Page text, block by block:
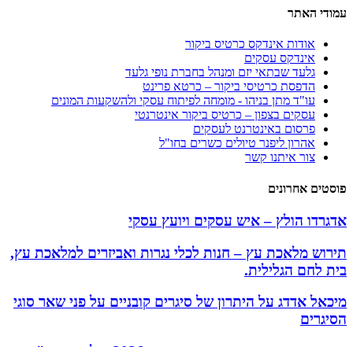
עמודי האתר
אודות אינדקס כרטיס ביקור
אינדקס עסקים
גלעד שבתאי יזם ומנהל בחברת נופי גלעד
הדפסת כרטיסי ביקור – כרטא פרינט
עו"ד מתן בניהו - מומחה לפיתוח עסקי ולהשקעות המונים
עסקים בצפון – כרטיס ביקור אינטרנטי
פרסום באינטרנט לעסקים
אהרון ליפנר טיולים כשרים בחו"ל
צור איתנו קשר
פוסטים אחרונים
אדגרדו הולץ – איש עסקים ויועץ עסקי
תירוש מלאכת עץ – חנות לכלי נגרות ואביזרים למלאכת עץ,
בית לחם הגלילית.
מיכאל אדדג על היתרון של סיגרים קובניים על פני שאר סוגי
הסיגרים